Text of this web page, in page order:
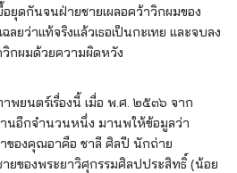
ยุดกันจนฝ่ายชายเผลอคว้าวิกผมของ
ลยว่าแท้จริงแล้วเธอเป็นกะเทย และจบลง
กผมด้วยความผิดหวัง
ยนตร์เรื่องนี้ เมื่อ พ.ศ. ๒๕๓๖ จาก
อีกจำนวนหนึ่ง มานพให้ข้อมูลว่า
ของคุณอาคือ ชาลี ศิลปี นักถ่าย
ยของพระยาวิศุกรรมศิลปประสิทธิ์ (น้อย